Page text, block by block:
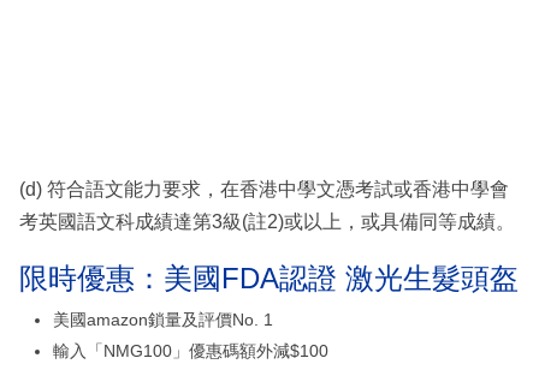
(d) 符合語文能力要求，在香港中學文憑考試或香港中學會
考英國語文科成績達第3級(註2)或以上，或具備同等成績。
限時優惠：美國FDA認證 激光生髮頭盔
美國amazon鎖量及評價No. 1
輸入「NMG100」優惠碼額外減$100